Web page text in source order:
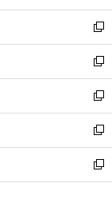
開
く
ウ
で
開
く
ン
ド
ウ
で
開
く
ウ
ィ
ン
ド
ウ
で
開
く
し
い
ウ
ィ
ン
ド
ウ
で
開
く
新
し
い
ウ
ィ
ン
ド
ウ
で
開
新
し
い
ウ
ィ
ン
ド
ウ
新
し
い
ウ
ィ
ン
新
し
い
ウ
新
し